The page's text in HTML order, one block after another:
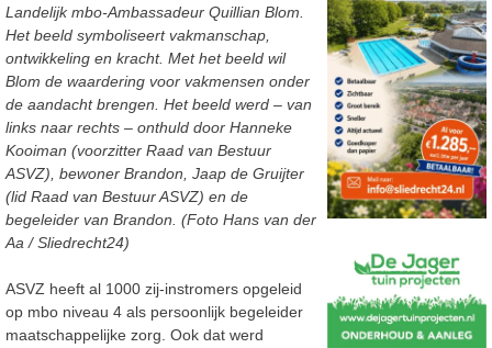
Landelijk mbo-Ambassadeur Quillian Blom.
Het beeld symboliseert vakmanschap,
ontwikkeling en kracht. Met het beeld wil
Blom de waardering voor vakmensen onder
de aandacht brengen. Het beeld werd – van
links naar rechts – onthuld door Hanneke
Kooiman (voorzitter Raad van Bestuur
ASVZ), bewoner Brandon, Jaap de Gruijter
(lid Raad van Bestuur ASVZ) en de
begeleider van Brandon. (Foto Hans van der
Aa / Sliedrecht24)
ASVZ heeft al 1000 zij-instromers opgeleid
op mbo niveau 4 als persoonlijk begeleider
maatschappelijke zorg. Ook dat werd